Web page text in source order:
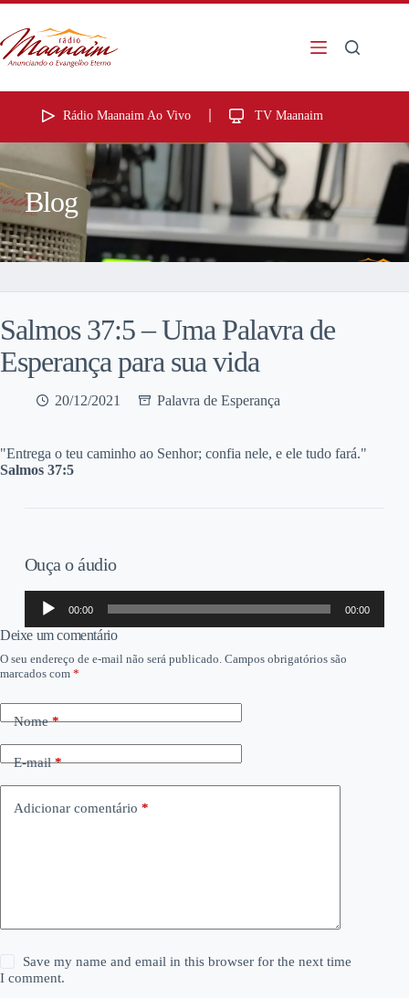
Rádio Maanaim Ao Vivo TV Maanaim
Blog
Salmos 37:5 – Uma Palavra de
Esperança para sua vida
20/12/2021 Palavra de Esperança
"Entrega o teu caminho ao Senhor; confia nele, e ele tudo fará."
Salmos 37:5
Ouça o áudio
Tocador
áudio
00:00 00:00
Deixe um comentário
O seu endereço de e-mail não será publicado. Campos obrigatórios são
marcados com *
Nome*
E-mail*
Adicionar comentário *
Save my name and email in this browser for the next time
I comment.